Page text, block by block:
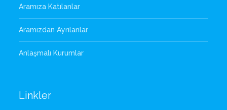
Aramıza Katılanlar
Aramızdan Ayrılanlar
Anlaşmalı Kurumlar
Linkler